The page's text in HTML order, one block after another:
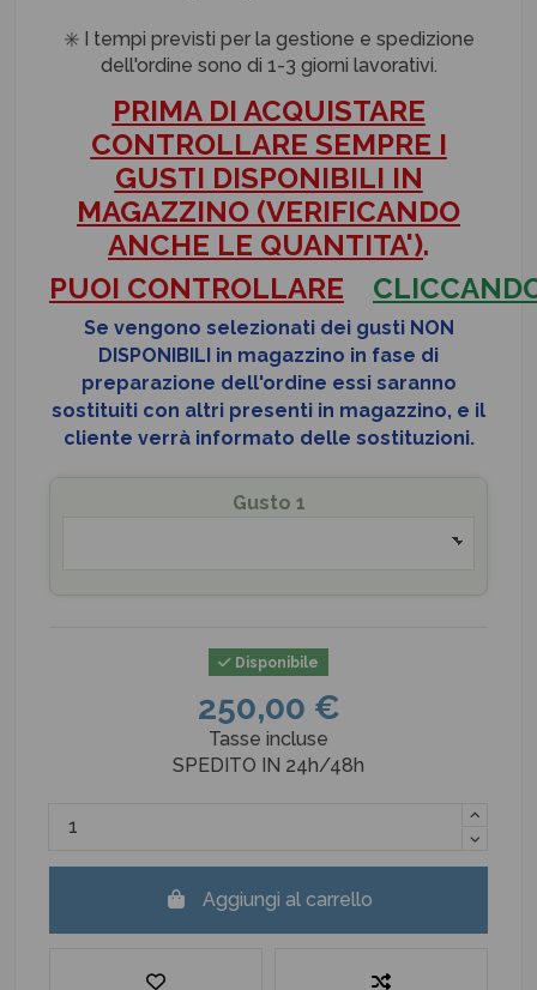
✳️ I tempi previsti per la gestione e spedizione
dell'ordine sono di 1-3 giorni lavorativi.
PRIMA DI ACQUISTARE
CONTROLLARE SEMPRE I
GUSTI DISPONIBILI IN
MAGAZZINO (VERIFICANDO
ANCHE LE QUANTITA').
PUOI CONTROLLARE
Se vengono selezionati dei gusti NON
DISPONIBILI in magazzino in fase di
preparazione dell'ordine essi saranno
sostituiti con altri presenti in magazzino, e il
cliente verrà informato delle sostituzioni.
Gusto 1
Disponibile
250,00 €
Tasse incluse
SPEDITO IN 24h/48h
Aggiungi al carrello